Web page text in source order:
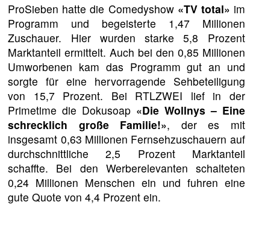
ProSieben hatte die Comedyshow «TV total» im
Programm und begeisterte 1,47 Millionen
Zuschauer. Hier wurden starke 5,8 Prozent
Marktanteil ermittelt. Auch bei den 0,85 Millionen
Umworbenen kam das Programm gut an und
sorgte für eine hervorragende Sehbeteiligung
von 15,7 Prozent. Bei RTLZWEI lief in der
Primetime die Dokusoap «Die Wollnys – Eine
schrecklich große Familie!», der es mit
insgesamt 0,63 Millionen Fernsehzuschauern auf
durchschnittliche 2,5 Prozent Marktanteil
schaffte. Bei den Werberelevanten schalteten
0,24 Millionen Menschen ein und fuhren eine
gute Quote von 4,4 Prozent ein.